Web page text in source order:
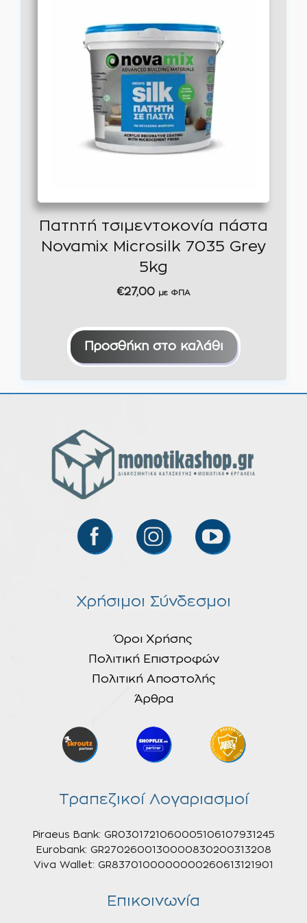
Πατητή τσιμεντοκονία πάστα
Novamix Microsilk 7035 Grey
5kg
€27,00 με ΦΠΑ
Προσθήκη στο καλάθι
Χρήσιμοι Σύνδεσμοι
Όροι Χρήσης
Πολιτική Επιστροφών
Πολιτική Αποστολής
Άρθρα
Τραπεζικοί Λογαριασμοί
Piraeus Bank: GR0301721060005106107931245
Eurobank: GR2702600130000830200313208
Viva Wallet: GR8370100000000260613121901
Επικοινωνία